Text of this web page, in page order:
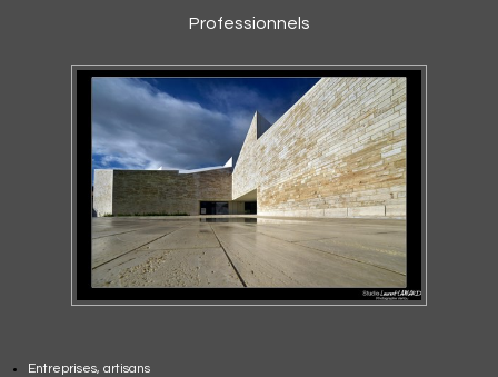
Professionnels
Entreprises, artisans